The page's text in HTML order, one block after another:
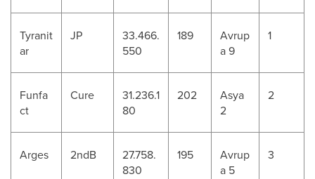
Tyranit
ar
JP
33.466.
550
189
Avrup
a 9
1
Funfa
ct
Cure
31.236.1
80
202
Asya
2
2
Arges 2ndB
27.758.
830
195
Avrup
a 5
3